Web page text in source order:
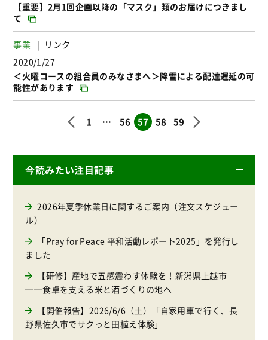
【重要】2月1回企画以降の「マスク」類のお届けにつきまし
て
事業
リンク
2020/1/27
＜火曜コースの組合員のみなさまへ＞降雪による配達遅延の可
能性があります
1 … 56 57 58 59
今読みたい注目記事
2026年夏季休業日に関するご案内（注文スケジュー
ル）
「Pray for Peace 平和活動レポート2025」を発行し
ました
【研修】産地で五感震わす体験を！新潟県上越市
──食卓を支える米と酒づくりの地へ
【開催報告】2026/6/6（土）「自家用車で行く、長
野県佐久市でサクっと田植え体験」